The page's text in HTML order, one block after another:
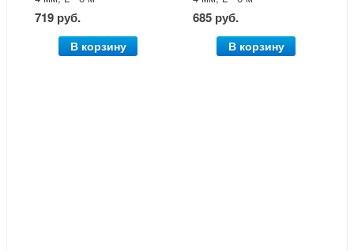
719 руб.
В корзину
685 руб.
В корзину